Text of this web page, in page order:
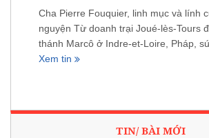
Cha Pierre Fouquier, linh mục và lính
nguyện Từ doanh trại Joué-lès-Tours
thánh Marcô ở Indre-et-Loire, Pháp,
Xem tin
TIN/ BÀI MỚI